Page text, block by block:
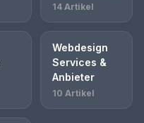
14 Artikel
Webdesign
Services &
Anbieter
10 Artikel